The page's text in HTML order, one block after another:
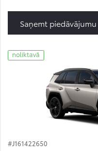
Saņemt piedāvājumu
noliktavā
#J161422650